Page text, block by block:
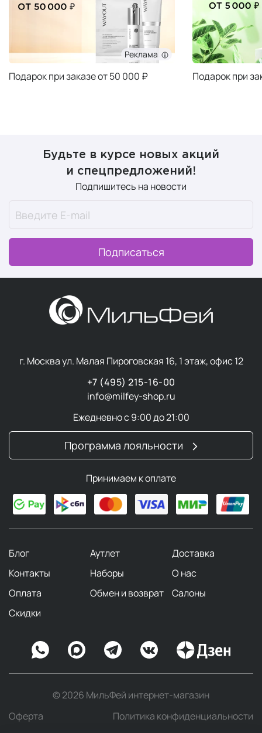
Реклама
Подарок при заказе от 50 000 ₽ Подарок при
Будьте в курсе новых акций
и спецпредложений!
Подпишитесь на новости
Подписаться
г. Москва ул. Малая Пироговская 16, 1 этаж, офис 12
+7 (495) 215-16-00
info@milfey-shop.ru
Ежедневно с 9:00 до 21:00
Программа лояльности
Принимаем к оплате
Блог Аутлет
Доставка
Контакты
Наборы
О нас
Оплата
Обмен и возврат
Салоны
Скидки
© 2026 МильФей интернет-магазин
Оферта
Политика конфиденциальности